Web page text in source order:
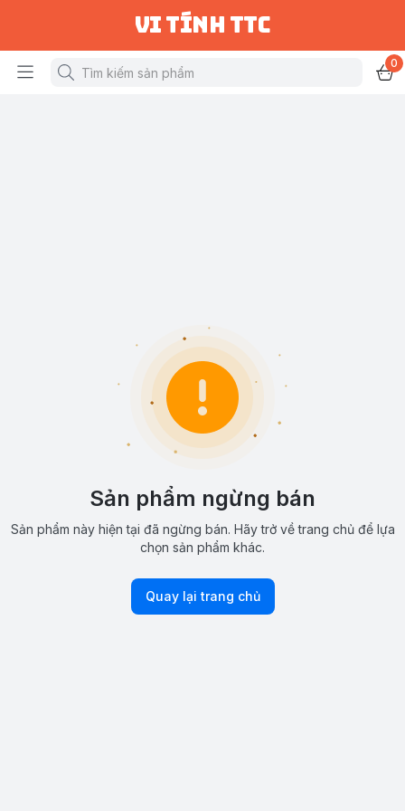
vi tính ttc
0
Sản phẩm ngừng bán
Sản phẩm này hiện tại đã ngừng bán. Hãy trở về trang chủ để lựa
chọn sản phẩm khác.
Quay lại trang chủ